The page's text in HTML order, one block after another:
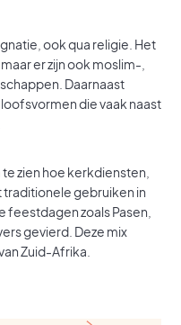
ook qua religie. Het
er zijn ook moslim-,
Daarnaast
die vaak naast
zien hoe kerkdiensten,
traditionele gebruiken in
zoals Pasen,
gevierd. Deze mix
Zuid-Afrika.